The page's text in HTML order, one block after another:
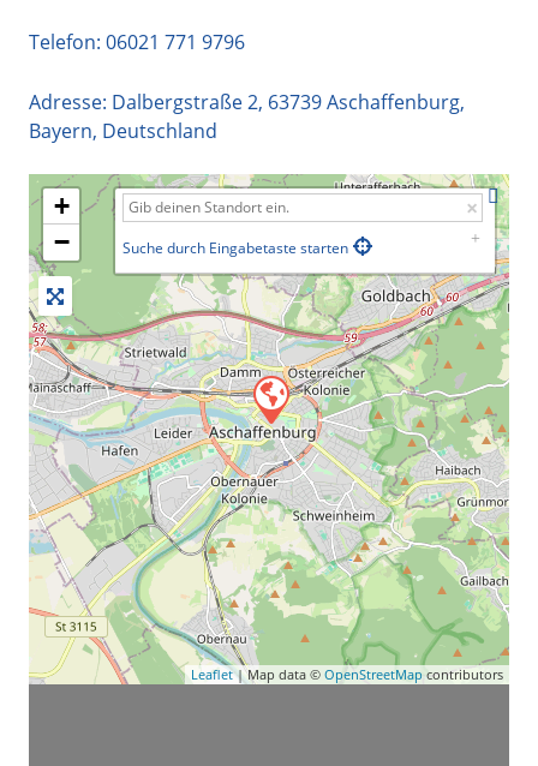
Telefon: 06021 771 9796
Adresse: Dalbergstraße 2, 63739Aschaffenburg,
Bayern, Deutschland
+
−
Suche durch Eingabetaste starten
Leaflet| Map data © OpenStreetMap contributors